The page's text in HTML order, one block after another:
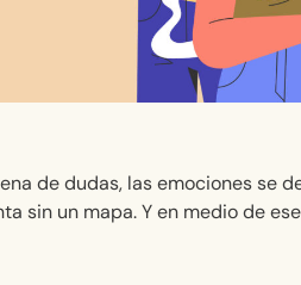
de dudas, las emociones se
sin un mapa. Y en medio de